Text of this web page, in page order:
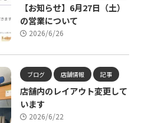
【お知らせ】6月27日（土）
の営業について
2026/6/26
ブログ 店舗情報 記事
店舗内のレイアウト変更して
います
2026/6/22